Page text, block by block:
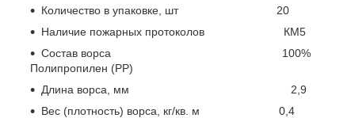
Количество в упаковке, шт 20
Наличие пожарных протоколов КМ5
Состав ворса 100%
Полипропилен (PP)
Длина ворса, мм 2,9
Вес (плотность) ворса, кг/кв. м 0,4